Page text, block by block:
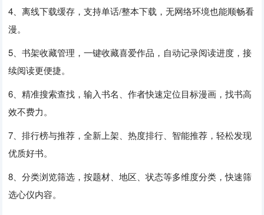
4、离线下载缓存，支持单话/整本下载，无网络环境也能顺畅看
漫。
5、书架收藏管理，一键收藏喜爱作品，自动记录阅读进度，接
续阅读更便捷。
6、精准搜索查找，输入书名、作者快速定位目标漫画，找书高
效不费力。
7、排行榜与推荐，全新上架、热度排行、智能推荐，轻松发现
优质好书。
8、分类浏览筛选，按题材、地区、状态等多维度分类，快速筛
选心仪内容。